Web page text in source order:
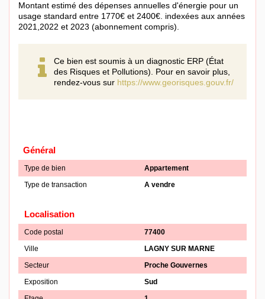
Montant estimé des dépenses annuelles d'énergie pour un
usage standard entre 1770€ et 2400€. indexées aux années
2021,2022 et 2023 (abonnement compris).
Ce bien est soumis à un diagnostic ERP (État
des Risques et Pollutions). Pour en savoir plus,
rendez-vous sur https://www.georisques.gouv.fr/
Général
Type de bien
Appartement
Type de transaction
A vendre
Localisation
Code postal
77400
Ville
LAGNY SUR MARNE
Secteur
Proche Gouvernes
Exposition
Sud